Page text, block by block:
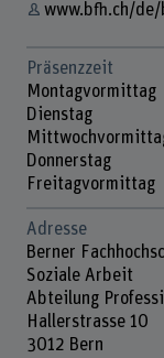
www.bfh.ch/
Präsenzzeit
Montagvormittag
Dienstag
Donnerstag
Freitagvormittag
Adresse
Berner
Soziale Arbeit
Abteilung
Hallerstrasse 10
3012 Bern